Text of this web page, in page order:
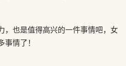
，也是值得高兴的一件事情吧，女
情了！